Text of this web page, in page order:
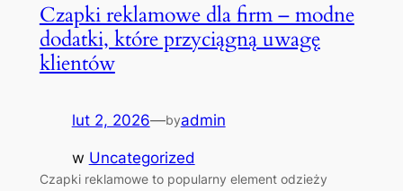
Czapki reklamowe dla firm – modne
dodatki, które przyciągną uwagę
klientów
lut 2, 2026—byadmin
w Uncategorized
Czapki reklamowe to popularny element odzieży